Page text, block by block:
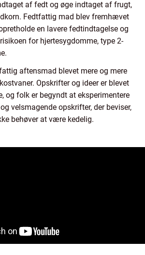
af fedt og øge indtaget af frugt,
Fedtfattig mad blev fremhævet
en lavere fedtindtagelse og
for hjertesygdomme, type 2-
aftensmad blevet mere og mere
Opskrifter og ideer er blevet
og folk er begyndt at eksperimentere
velsmagende opskrifter, der beviser,
behøver at være kedelig.